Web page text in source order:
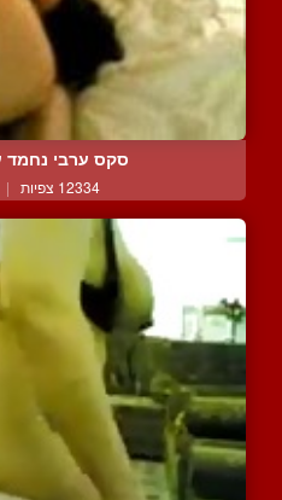
סקס ערבי נחמד
12334 צפיות |